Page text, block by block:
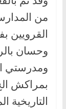
من
القرويين
وحسان
ومدرستي
بمراكش
التاريخية